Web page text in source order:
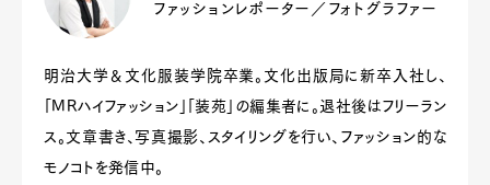
ファッションレポーター／フォトグラファー
明治大学＆文化服装学院卒業。文化出版局に新卒入社し、
「MRハイファッション」「装苑」の編集者に。退社後はフリーラン
ス。文章書き、写真撮影、スタイリングを行い、ファッション的な
モノコトを発信中。